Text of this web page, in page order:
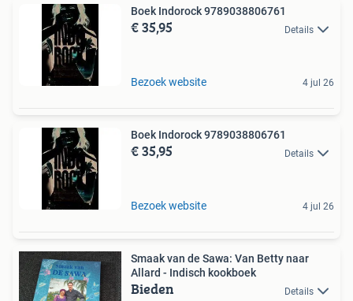
Boek Indorock 9789038806761
€ 35,95 Details
Bezoek website 4 jul 26
Boek Indorock 9789038806761
€ 35,95 Details
Bezoek website 4 jul 26
Smaak van de Sawa: Van Betty naar
Allard - Indisch kookboek
Bieden Details